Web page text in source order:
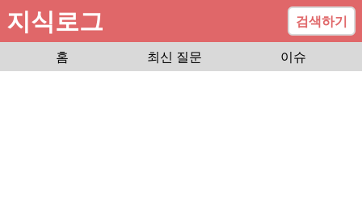
지식로그
검색하기
홈
최신 질문 이슈